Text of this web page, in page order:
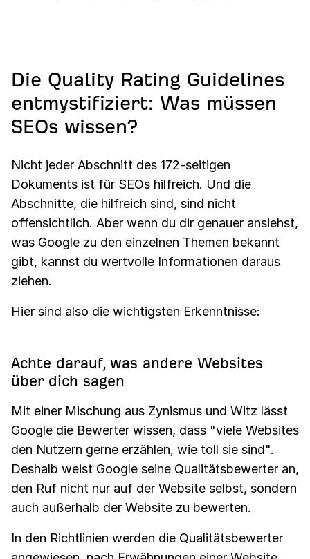
Die Quality Rating Guidelines
entmystifiziert: Was müssen
SEOs wissen?
Nicht jeder Abschnitt des 172-seitigen
Dokuments ist für SEOs hilfreich. Und die
Abschnitte, die hilfreich sind, sind nicht
offensichtlich. Aber wenn du dir genauer ansiehst,
was Google zu den einzelnen Themen bekannt
gibt, kannst du wertvolle Informationen daraus
ziehen.
Hier sind also die wichtigsten Erkenntnisse:
Achte darauf, was andere Websites
über dich sagen
Mit einer Mischung aus Zynismus und Witz lässt
Google die Bewerter wissen, dass "viele Websites
den Nutzern gerne erzählen, wie toll sie sind".
Deshalb weist Google seine Qualitätsbewerter an,
den Ruf nicht nur auf der Website selbst, sondern
auch außerhalb der Website zu bewerten.
In den Richtlinien werden die Qualitätsbewerter